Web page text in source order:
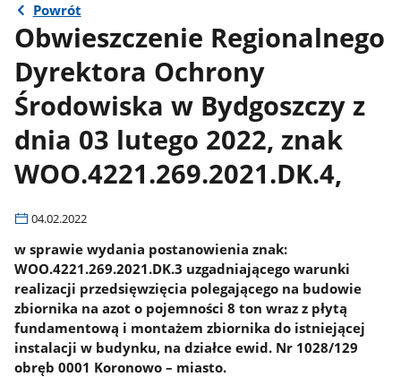
Powrót
Obwieszczenie Regionalnego
Dyrektora Ochrony
Środowiska w Bydgoszczy z
dnia 03 lutego 2022, znak
WOO.4221.269.2021.DK.4,
04.02.2022
w sprawie wydania postanowienia znak:
WOO.4221.269.2021.DK.3 uzgadniającego warunki
realizacji przedsięwzięcia polegającego na budowie
zbiornika na azot o pojemności 8 ton wraz z płytą
fundamentową i montażem zbiornika do istniejącej
instalacji w budynku, na działce ewid. Nr 1028/129
obręb 0001 Koronowo – miasto.